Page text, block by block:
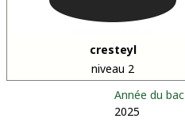
cresteyl
niveau 2
Année du bac
2025